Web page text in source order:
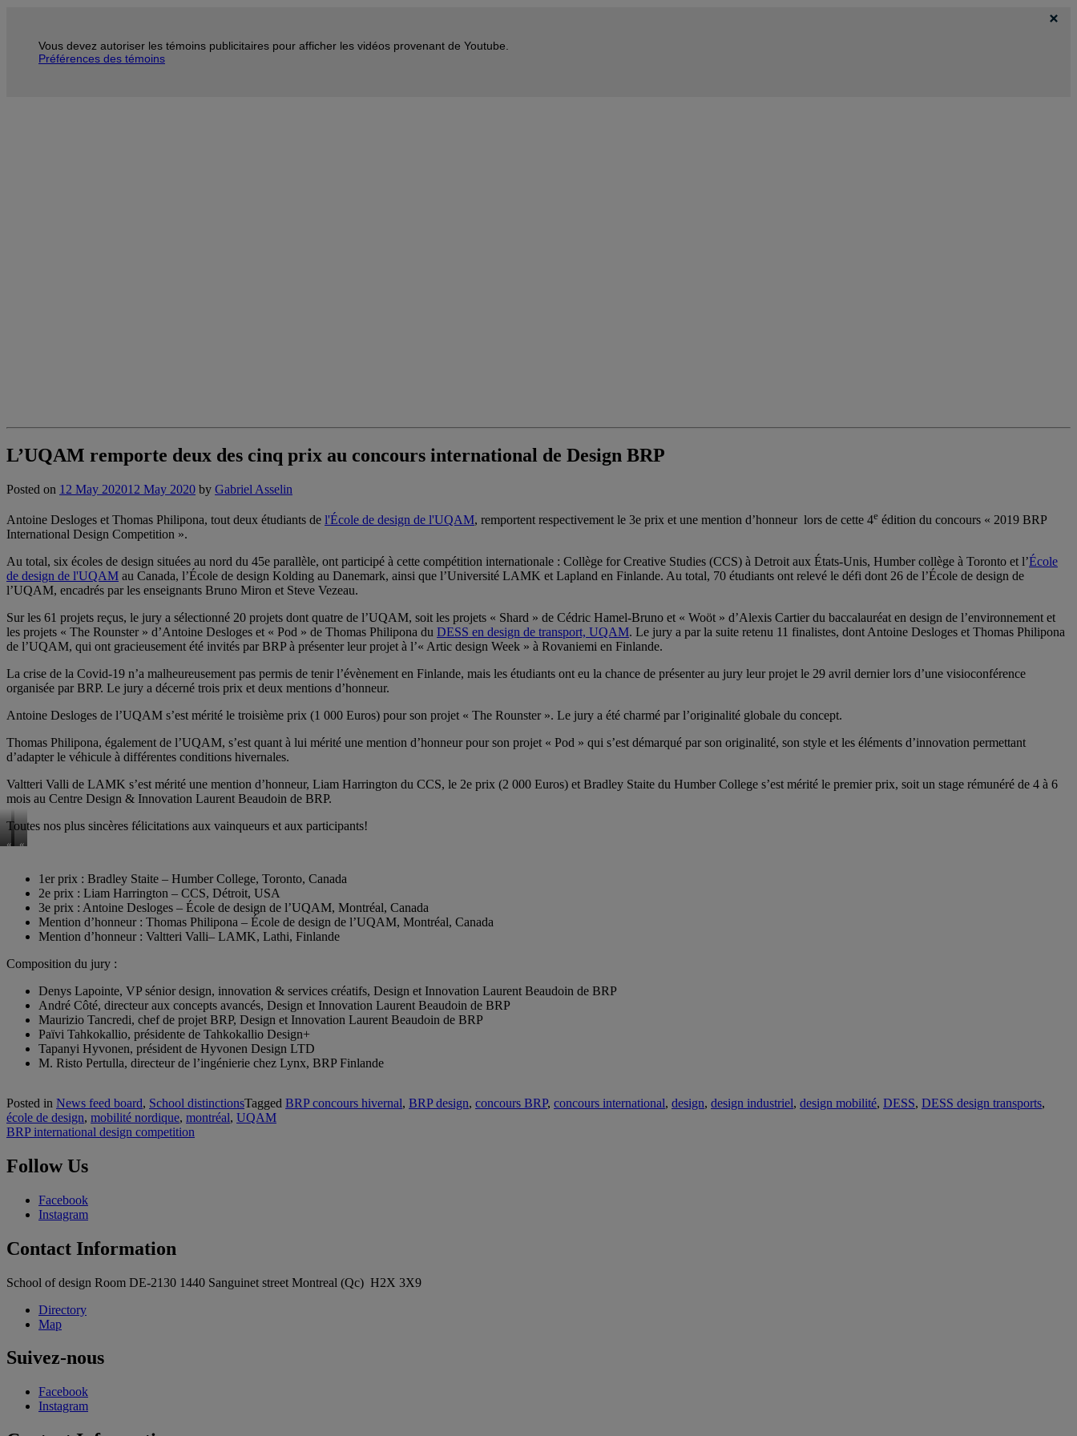
Vous devez autoriser les témoins publicitaires pour afficher les vidéos provenant de Youtube.
Préférences des témoins
L’UQAM remporte deux des cinq prix au concours international de Design BRP
Posted on 12 May 202012 May 2020 by Gabriel Asselin
Antoine Desloges et Thomas Philipona, tout deux étudiants de l'École de design de l'UQAM, remportent respectivement le 3e prix et une mention d’honneur lors de cette 4e édition du concours « 2019 BRP
International Design Competition ».
Au total, six écoles de design situées au nord du 45e parallèle, ont participé à cette compétition internationale : Collège for Creative Studies (CCS) à Detroit aux États-Unis, Humber collège à Toronto et l’École
de design de l'UQAM au Canada, l’École de design Kolding au Danemark, ainsi que l’Université LAMK et Lapland en Finlande. Au total, 70 étudiants ont relevé le défi dont 26 de l’École de design de
l’UQAM, encadrés par les enseignants Bruno Miron et Steve Vezeau.
Sur les 61 projets reçus, le jury a sélectionné 20 projets dont quatre de l’UQAM, soit les projets « Shard » de Cédric Hamel-Bruno et « Woöt » d’Alexis Cartier du baccalauréat en design de l’environnement et
les projets « The Rounster » d’Antoine Desloges et « Pod » de Thomas Philipona du DESS en design de transport, UQAM. Le jury a par la suite retenu 11 finalistes, dont Antoine Desloges et Thomas Philipona
de l’UQAM, qui ont gracieusement été invités par BRP à présenter leur projet à l’« Artic design Week » à Rovaniemi en Finlande.
La crise de la Covid-19 n’a malheureusement pas permis de tenir l’évènement en Finlande, mais les étudiants ont eu la chance de présenter au jury leur projet le 29 avril dernier lors d’une visioconférence
organisée par BRP. Le jury a décerné trois prix et deux mentions d’honneur.
Antoine Desloges de l’UQAM s’est mérité le troisième prix (1 000 Euros) pour son projet « The Rounster ». Le jury a été charmé par l’originalité globale du concept.
Thomas Philipona, également de l’UQAM, s’est quant à lui mérité une mention d’honneur pour son projet « Pod » qui s’est démarqué par son originalité, son style et les éléments d’innovation permettant
d’adapter le véhicule à différentes conditions hivernales.
Valtteri Valli de LAMK s’est mérité une mention d’honneur, Liam Harrington du CCS, le 2e prix (2 000 Euros) et Bradley Staite du Humber College s’est mérité le premier prix, soit un stage rémunéré de 4 à 6
mois au Centre Design & Innovation Laurent Beaudoin de BRP.
Toutes nos plus sincères félicitations aux vainqueurs et aux participants!
«
d’Antoine
Desloges
«
de
Thomas
Philipona
1er prix : Bradley Staite – Humber College, Toronto, Canada
2e prix : Liam Harrington – CCS, Détroit, USA
3e prix : Antoine Desloges – École de design de l’UQAM, Montréal, Canada
Mention d’honneur : Thomas Philipona – École de design de l’UQAM, Montréal, Canada
Mention d’honneur : Valtteri Valli– LAMK, Lathi, Finlande
Composition du jury :
Denys Lapointe, VP sénior design, innovation & services créatifs, Design et Innovation Laurent Beaudoin de BRP
André Côté, directeur aux concepts avancés, Design et Innovation Laurent Beaudoin de BRP
Maurizio Tancredi, chef de projet BRP, Design et Innovation Laurent Beaudoin de BRP
Païvi Tahkokallio, présidente de Tahkokallio Design+
Tapanyi Hyvonen, président de Hyvonen Design LTD
M. Risto Pertulla, directeur de l’ingénierie chez Lynx, BRP Finlande
Posted in News feed board, School distinctionsTagged BRP concours hivernal, BRP design, concours BRP, concours international, design, design industriel, design mobilité, DESS, DESS design transports,
école de design, mobilité nordique, montréal, UQAM
Post
navigation
BRP international design competition
Follow Us
Facebook
Instagram
Contact Information
School of design Room DE-2130 1440 Sanguinet street Montreal (Qc) H2X 3X9
Directory
Map
Suivez-nous
Facebook
Instagram